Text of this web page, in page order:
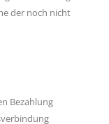
der noch nicht
Bezahlung